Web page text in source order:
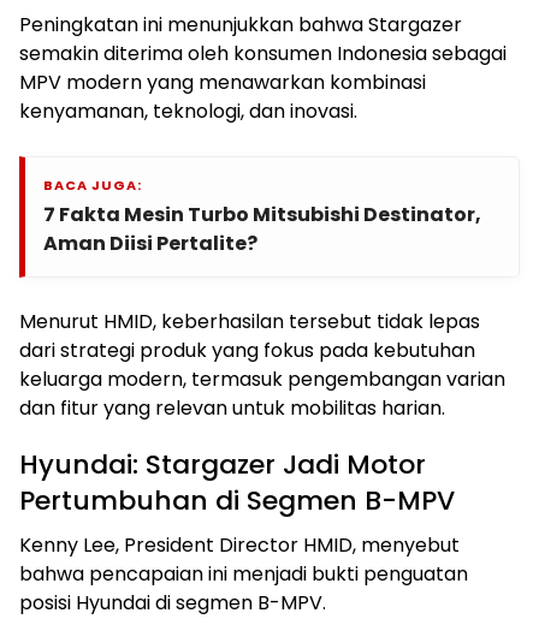
Peningkatan ini menunjukkan bahwa Stargazer
semakin diterima oleh konsumen Indonesia sebagai
MPV modern yang menawarkan kombinasi
kenyamanan, teknologi, dan inovasi.
BACA JUGA:
7 Fakta Mesin Turbo Mitsubishi Destinator,
Aman Diisi Pertalite?
Menurut HMID, keberhasilan tersebut tidak lepas
dari strategi produk yang fokus pada kebutuhan
keluarga modern, termasuk pengembangan varian
dan fitur yang relevan untuk mobilitas harian.
Hyundai: Stargazer Jadi Motor
Pertumbuhan di Segmen B-MPV
Kenny Lee, President Director HMID, menyebut
bahwa pencapaian ini menjadi bukti penguatan
posisi Hyundai di segmen B-MPV.